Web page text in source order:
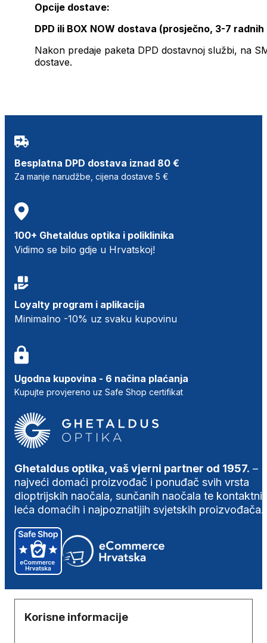
Opcije dostave:
DPD ili BOX NOW dostava (prosječno, 3-7 radnih
Nakon predaje paketa DPD dostavnoj službi, na
dostave.
Besplatna DPD dostava iznad 80 €
Za manje narudžbe, cijena dostave 5 €
100+ Ghetaldus optika i poliklinika
Vidimo se bilo gdje u Hrvatskoj!
Loyalty program i aplikacija
Minimalno -10% uz svaku kupovinu
Ugodna kupovina - 6 načina plaćanja
Kupujte provjereno uz Safe Shop certifikat
Ghetaldus optika, vaš vjerni partner od 1957. –
najveći domaći proizvođač i ponuđač svih vrsta
dioptrijskih naočala, sunčanih naočala te
leća domaćih i najpoznatijih svjetskih proizvođača.
Korisne informacije